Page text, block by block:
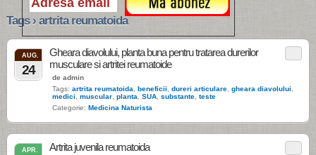
Tags › artrita reumatoida
AUG.
24
Gheara diavolului, planta buna pentru tratarea durerilor
musculare si artritei reumatoide
de admin
Tags: artrita reumatoida beneficii dureri articulare gheara diavolului
medici
muscular planta SUA substante teste
Categorie: Medicina Naturista
APR. Artrita juvenila reumatoida